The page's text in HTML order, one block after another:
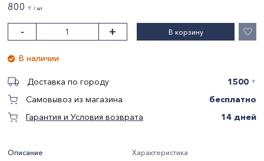
Описание Характеристика
800 〒 / шт
- + В корзину
В наличии
Доставка по городу 1500 〒
Самовывоз из магазина
бесплатно
Гарантия и Условия возврата
14 дней